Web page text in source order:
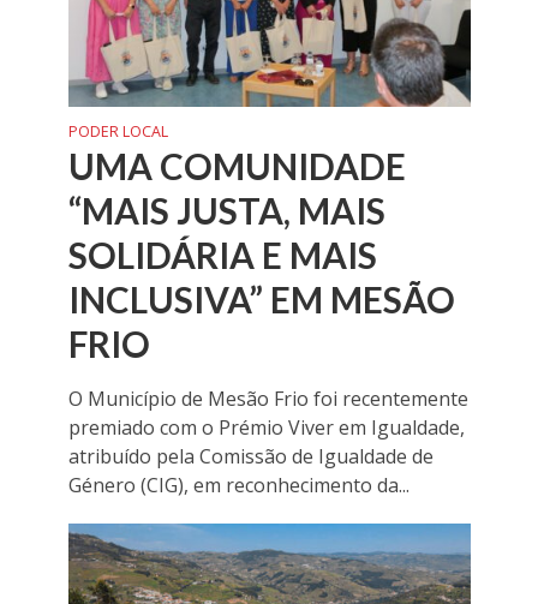
PODER LOCAL
UMA COMUNIDADE
“MAIS JUSTA, MAIS
SOLIDÁRIA E MAIS
INCLUSIVA” EM MESÃO
FRIO
O Município de Mesão Frio foi recentemente
premiado com o Prémio Viver em Igualdade,
atribuído pela Comissão de Igualdade de
Género (CIG), em reconhecimento da...